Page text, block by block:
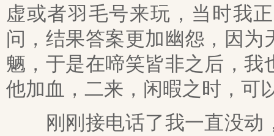
虚或者羽毛号来玩，当时我
问，结果答案更加幽怨，因
魉，于是在啼笑皆非之后，
他加血，二来，闲暇之时，可
刚刚接电话了我一直没动